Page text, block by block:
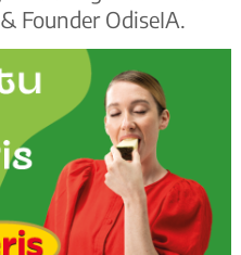
Founder OdiseIA.